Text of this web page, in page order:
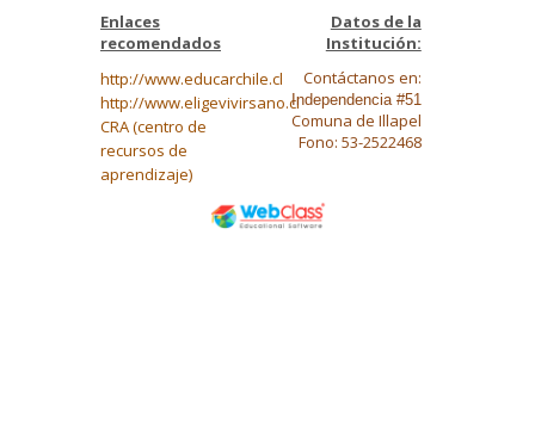
Enlaces
recomendados
http://www.educarchile.cl
http://www.eligevivirsano.cl
CRA (centro de
recursos de
aprendizaje)
Datos de la
Institución:
Contáctanos en:
Independencia #51
Comuna de Illapel
Fono: 53-2522468